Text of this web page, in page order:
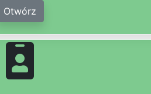
Otwórz